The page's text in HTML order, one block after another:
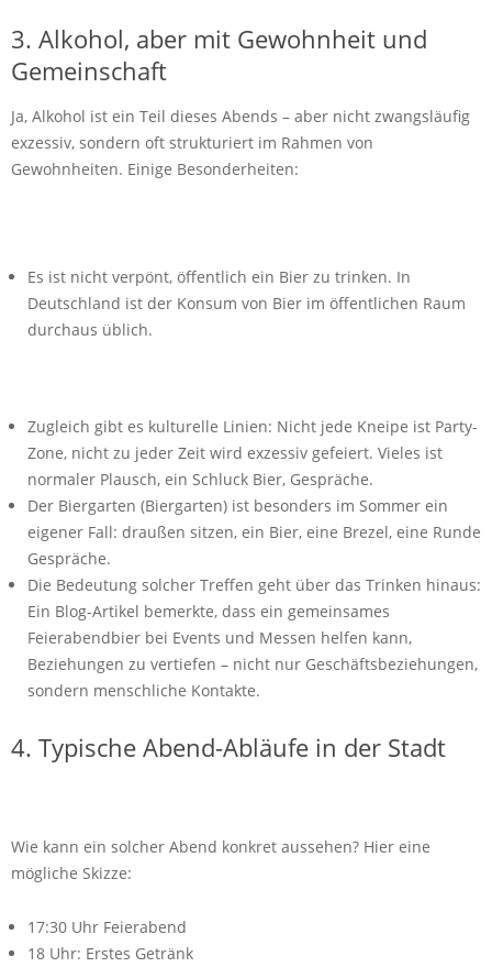
3. Alkohol, aber mit Gewohnheit und
Gemeinschaft
Ja, Alkohol ist ein Teil dieses Abends – aber nicht zwangsläufig
exzessiv, sondern oft strukturiert im Rahmen von
Gewohnheiten. Einige Besonderheiten:
Es ist nicht verpönt, öffentlich ein Bier zu trinken. In
Deutschland ist der Konsum von Bier im öffentlichen Raum
durchaus üblich.
Zugleich gibt es kulturelle Linien: Nicht jede Kneipe ist Party-
Zone, nicht zu jeder Zeit wird exzessiv gefeiert. Vieles ist
normaler Plausch, ein Schluck Bier, Gespräche.
Der Biergarten (Biergarten) ist besonders im Sommer ein
eigener Fall: draußen sitzen, ein Bier, eine Brezel, eine Runde
Gespräche.
Die Bedeutung solcher Treffen geht über das Trinken hinaus:
Ein Blog-Artikel bemerkte, dass ein gemeinsames
Feierabendbier bei Events und Messen helfen kann,
Beziehungen zu vertiefen – nicht nur Geschäftsbeziehungen,
sondern menschliche Kontakte.
4. Typische Abend-Abläufe in der Stadt
Wie kann ein solcher Abend konkret aussehen? Hier eine
mögliche Skizze:
17:30 Uhr Feierabend
18 Uhr: Erstes Getränk